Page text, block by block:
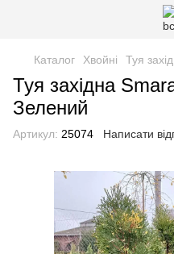
Каталог Хвойні Туя
Туя західна
Зелений
Артикул: 25074 Написати